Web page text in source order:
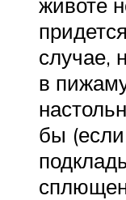
случае,
в
бы (если